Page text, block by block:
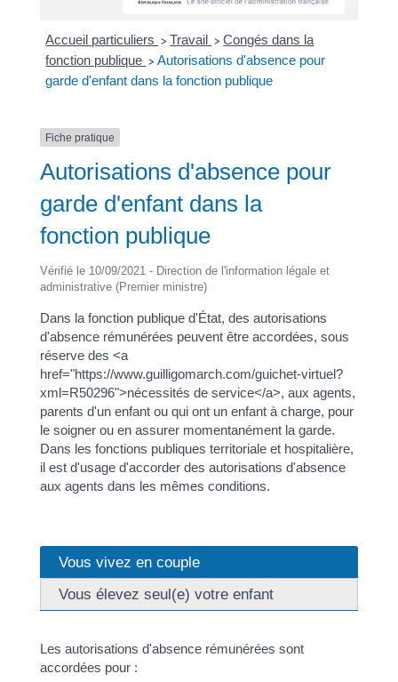
Accueil particuliers > Travail > Congés dans la
fonction publique > Autorisations d'absence pour
garde d'enfant dans la fonction publique
Fiche pratique
Autorisations d'absence pour
garde d'enfant dans la
fonction publique
Vérifié le 10/09/2021 - Direction de l'information légale et
administrative (Premier ministre)
Dans la fonction publique d'État, des autorisations
d'absence rémunérées peuvent être accordées, sous
réserve des <a
href="https://www.guilligomarch.com/guichet-virtuel?
xml=R50296">nécessités de service</a>, aux agents,
parents d'un enfant ou qui ont un enfant à charge, pour
le soigner ou en assurer momentanément la garde.
Dans les fonctions publiques territoriale et hospitalière,
il est d'usage d'accorder des autorisations d'absence
aux agents dans les mêmes conditions.
Vous vivez en couple
Vous élevez seul(e) votre enfant
Les autorisations d'absence rémunérées sont
accordées pour :